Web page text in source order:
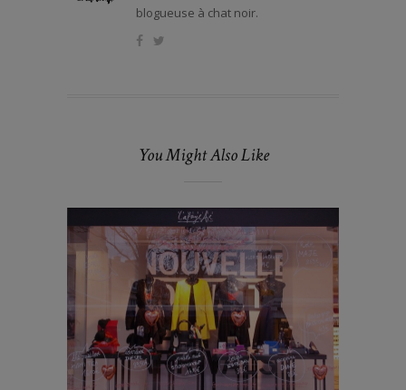
blogueuse à chat noir.
You Might Also Like